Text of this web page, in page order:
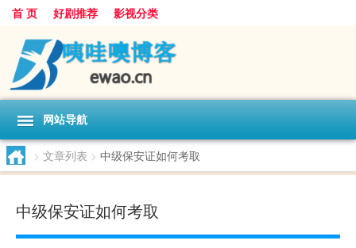
首 页 好剧推荐 影视分类
网站导航
> 文章列表 > 中级保安证如何考取
中级保安证如何考取